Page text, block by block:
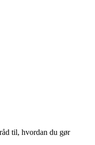
til, hvordan du gør